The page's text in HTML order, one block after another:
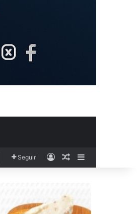
Seguir AccesoPublicación al